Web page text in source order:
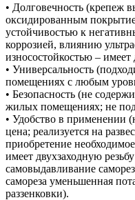
• Долговечность (крепеж
оксидированным
устойчивостью к
коррозией, влиянию
износостойкостью –
• Универсальность
помещениях с любым
• Безопасность (не
жилых помещениях; не
• Удобство в применении
цена; реализуется на
приобретение
имеет двухзаходную
самовыдавливание
самореза уменьшенная
раззенковки).